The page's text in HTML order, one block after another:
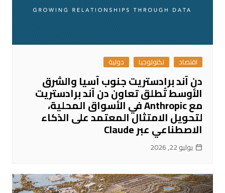
اقتصاد تكنولوجيا دولية
دن آند برادستريت جنوب آسيا والشرق
الأوسط تُطلق تعاون دن آند برادستريت
مع Anthropic في الأسواق المحلية،
لتحويل الامتثال المعتمد على الذكاء
الاصطناعي عبر Claude
يوليو 22, 2026